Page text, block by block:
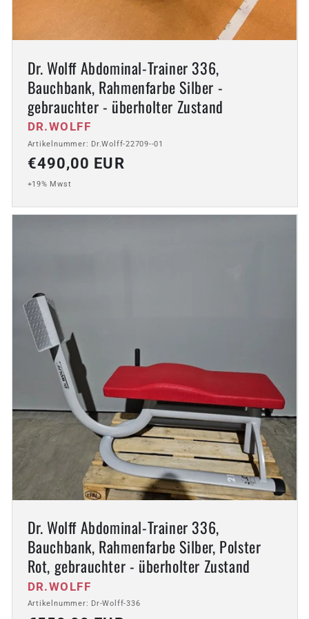
Dr. Wolff Abdominal-Trainer 336,
Bauchbank, Rahmenfarbe Silber -
gebrauchter - überholter Zustand
Anbieter:
DR.WOLFF
Artikelnummer: Dr.Wolff-22709--01
Normaler
Preis
€490,00 EUR
+19% Mwst
Dr. Wolff Abdominal-Trainer 336,
Bauchbank, Rahmenfarbe Silber, Polster
Rot, gebrauchter - überholter Zustand
Anbieter:
DR.WOLFF
Artikelnummer: Dr-Wolff-336